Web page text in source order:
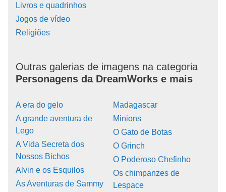
Livros e quadrinhos
Jogos de vídeo
Religiões
Outras galerias de imagens na categoria
Personagens da DreamWorks e mais
A era do gelo
A grande aventura de
Lego
A Vida Secreta dos
Nossos Bichos
Alvin e os Esquilos
As Aventuras de Sammy
Madagascar
Minions
O Gato de Botas
O Grinch
O Poderoso Chefinho
Os chimpanzes de
Lespace